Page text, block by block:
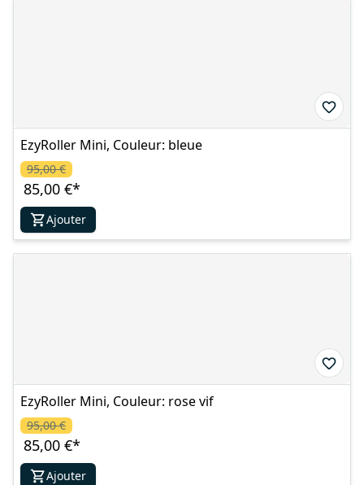
EzyRoller Mini, Couleur: bleue
85,00 €*
95,00 €
Ajouter
EzyRoller Mini, Couleur: rose vif
85,00 €*
95,00 €
Ajouter